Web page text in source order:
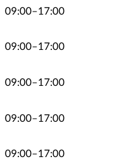
09:00–17:00
09:00–17:00
09:00–17:00
09:00–17:00
09:00–17:00